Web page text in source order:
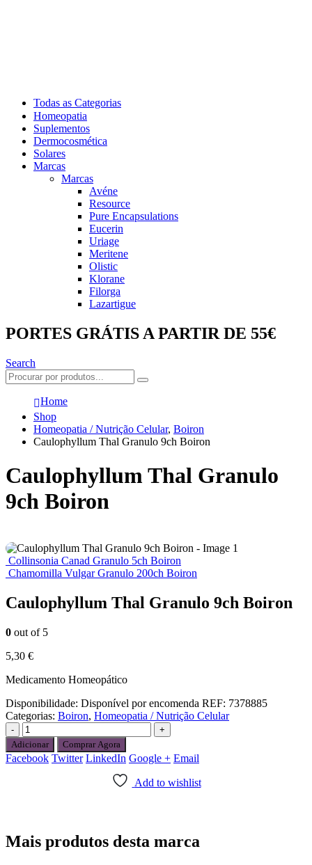
Todas as Categorias
Homeopatia
Suplementos
Dermocosmética
Solares
Marcas
Marcas
Avéne
Resource
Pure Encapsulations
Eucerin
Uriage
Meritene
Olistic
Klorane
Filorga
Lazartigue
PORTES GRÁTIS A PARTIR DE 55€
Search
Home
Shop
Homeopatia / Nutrição Celular, Boiron
Caulophyllum Thal Granulo 9ch Boiron
Caulophyllum Thal Granulo
9ch Boiron
Collinsonia Canad Granulo 5ch Boiron
Chamomilla Vulgar Granulo 200ch Boiron
Caulophyllum Thal Granulo 9ch Boiron
0 out of 5
5,30 €
Medicamento Homeopático
Disponibilidade: Disponível por encomenda REF: 7378885
Categorias: Boiron, Homeopatia / Nutrição Celular
-
+
Adicionar
Comprar Agora
Facebook Twitter LinkedIn Google + Email
Add to wishlist
Mais produtos desta marca